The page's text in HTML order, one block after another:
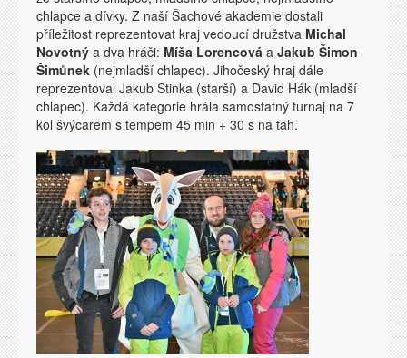
chlapce a dívky. Z naší Šachové akademie dostali
příležitost reprezentovat kraj vedoucí družstva Michal
Novotný a dva hráči: Míša Lorencová a Jakub Šimon
Šimůnek (nejmladší chlapec). Jihočeský hraj dále
reprezentoval Jakub Stinka (starší) a David Hák (mladší
chlapec). Každá kategorie hrála samostatný turnaj na 7
kol švýcarem s tempem 45 min + 30 s na tah.